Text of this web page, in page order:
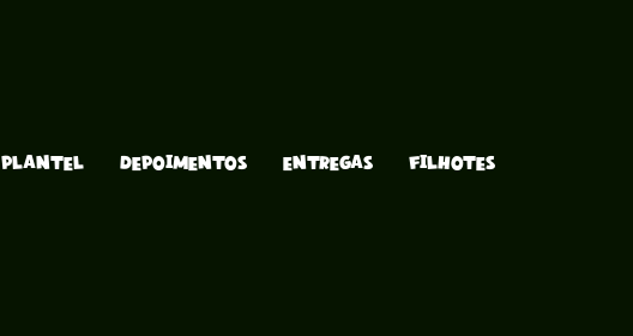
PLANTEL DEPOIMENTOS ENTREGAS FILHOTES